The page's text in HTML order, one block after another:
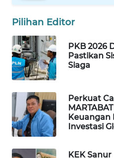
Pilihan Editor
PKB 2026
Pastikan
Siaga
Perkuat
Keuangan
Investasi
KEK
LAPAK
Wahana
Network
KONSUMEN
MASYARAKAT
KELISTRIKAN
WALINKI